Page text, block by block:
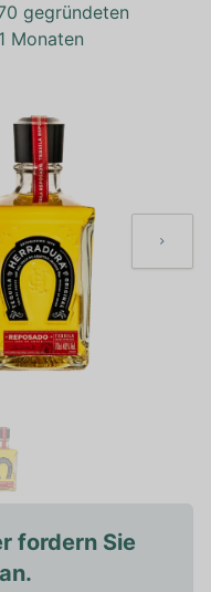
gegründeten
Monaten
fordern Sie